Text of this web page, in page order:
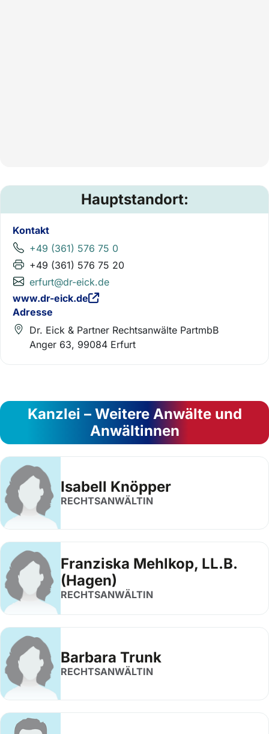
Hauptstandort:
Kontakt
+49 (361) 576 75 0
+49 (361) 576 75 20
erfurt@dr-eick.de
www.dr-eick.de
Adresse
Dr. Eick & Partner Rechtsanwälte PartmbB
Anger 63, 99084 Erfurt
Kanzlei – Weitere Anwälte und
Anwältinnen
Isabell Knöpper
RECHTSANWÄLTIN
Franziska Mehlkop, LL.B.
(Hagen)
RECHTSANWÄLTIN
Barbara Trunk
RECHTSANWÄLTIN